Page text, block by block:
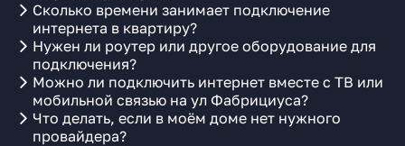
Сколько времени занимает подключение
интернета в квартиру?
Нужен ли роутер или другое оборудование для
подключения?
Можно ли подключить интернет вместе с ТВ или
мобильной связью на ул Фабрициуса?
Что делать, если в моём доме нет нужного
провайдера?